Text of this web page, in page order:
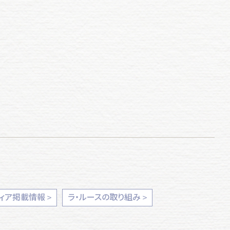
ア掲載情報 ラ・ルースの取り組み